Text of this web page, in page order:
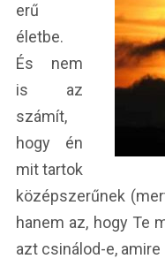
erű
életbe.
És nem
is az
számít,
hogy én
mit tartok
középszerűnek
hanem az, hogy Te
azt csinálod-e,